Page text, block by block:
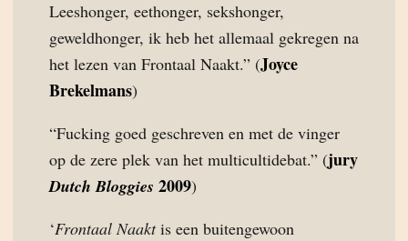
Leeshonger, eethonger, sekshonger,
geweldhonger, ik heb het allemaal gekregen na
het lezen van Frontaal Naakt.” (Joyce
Brekelmans)
“Fucking goed geschreven en met de vinger
op de zere plek van het multicultidebat.” (jury
Dutch Bloggies 2009)
‘Frontaal Naaktis een buitengewoon